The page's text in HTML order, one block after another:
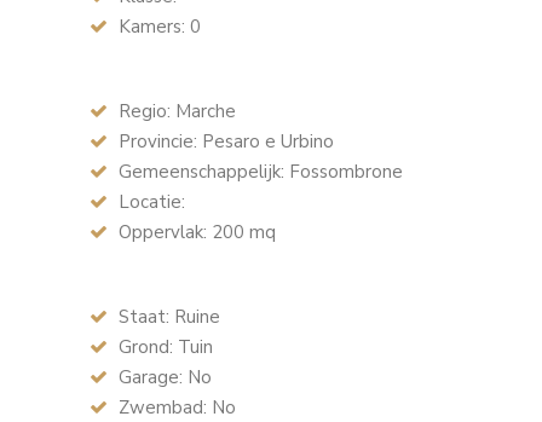
Kamers: 0
Regio: Marche
Provincie: Pesaro e Urbino
Gemeenschappelijk: Fossombrone
Locatie:
Oppervlak: 200 mq
Staat: Ruine
Grond: Tuin
Garage: No
Zwembad: No